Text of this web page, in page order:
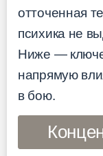
отточенная
психика не
Ниже —
напрямую
в бою.